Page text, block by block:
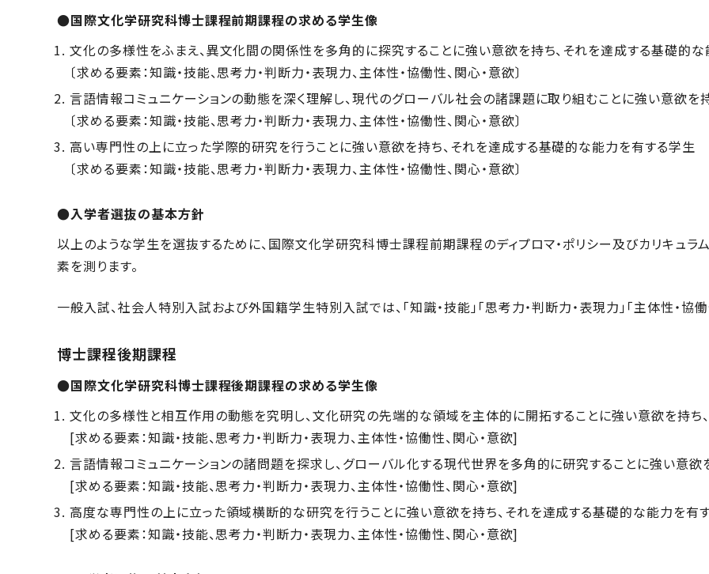
●国際文化学研究科博士課程前期課程の求める学生像
文化の多様性をふまえ、異文化間の関係性を多角的に探究することに強い意欲を持ち、それを達成する基礎的
〔求める要素：知識・技能、思考力・判断力・表現力、主体性・協働性、関心・意欲〕
言語情報コミュニケーションの動態を深く理解し、現代のグローバル社会の諸課題に取り組むことに強い意欲
〔求める要素：知識・技能、思考力・判断力・表現力、主体性・協働性、関心・意欲〕
高い専門性の上に立った学際的研究を行うことに強い意欲を持ち、それを達成する基礎的な能力を有する学生
〔求める要素：知識・技能、思考力・判断力・表現力、主体性・協働性、関心・意欲〕
●入学者選抜の基本方針
以上のような学生を選抜するために、国際文化学研究科博士課程前期課程のディプロマ・ポリシー及びカリキュラ
素を測ります。
一般入試、社会人特別入試および外国籍学生特別入試では、「知識・技能」「思考力・判断力・表現力」「主体性・協働
博士課程後期課程
●国際文化学研究科博士課程後期課程の求める学生像
文化の多様性と相互作用の動態を究明し、文化研究の先端的な領域を主体的に開拓することに強い意欲を持ち
[求める要素：知識・技能、思考力・判断力・表現力、主体性・協働性、関心・意欲]
言語情報コミュニケーションの諸問題を探求し、グローバル化する現代世界を多角的に研究することに強い意
[求める要素：知識・技能、思考力・判断力・表現力、主体性・協働性、関心・意欲]
高度な専門性の上に立った領域横断的な研究を行うことに強い意欲を持ち、それを達成する基礎的な能力を有
[求める要素：知識・技能、思考力・判断力・表現力、主体性・協働性、関心・意欲]